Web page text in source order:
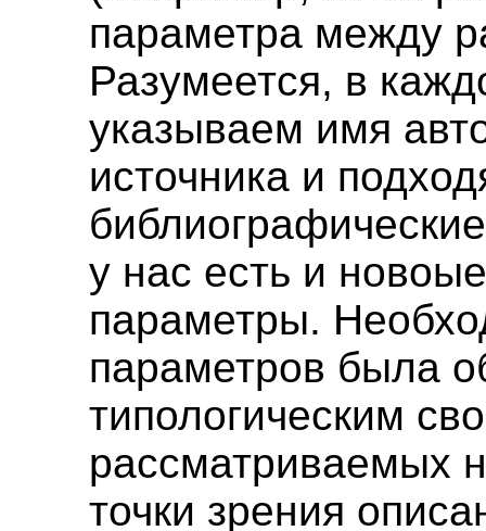
параметра между
Разумеется, в
указываем имя
источника и
у нас есть и
параметры.
параметров была
типологическим
рассматриваемых
точки зрения